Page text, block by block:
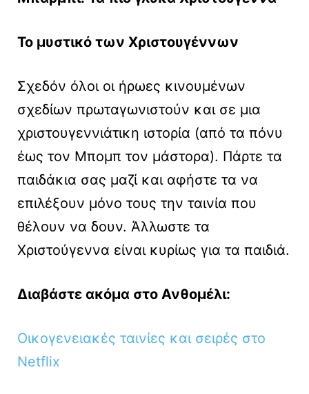
Το μυστικό των Χριστουγέννων
Σχεδόν όλοι οι ήρωες κινουμένων
σχεδίων πρωταγωνιστούν και σε μια
χριστουγεννιάτικη ιστορία (από τα πόνυ
έως τον Μπομπ τον μάστορα). Πάρτε τα
παιδάκια σας μαζί και αφήστε τα να
επιλέξουν μόνο τους την ταινία που
θέλουν να δουν. Άλλωστε τα
Χριστούγεννα είναι κυρίως για τα παιδιά.
Διαβάστε ακόμα στο Ανθομέλι:
Οικογενειακές ταινίες και σειρές στο
Netflix